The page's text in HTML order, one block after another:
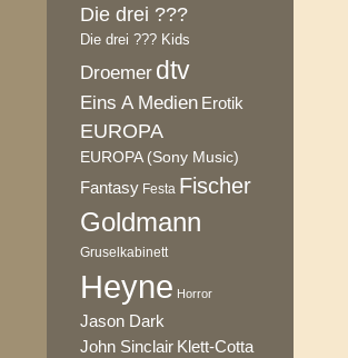
Die drei ???
Die drei ??? Kids
Droemer dtv
Eins A Medien Erotik
EUROPA
EUROPA (Sony Music)
Fantasy Festa Fischer
Goldmann
Gruselkabinett
Heyne Horror
Jason Dark
John Sinclair Klett-Cotta